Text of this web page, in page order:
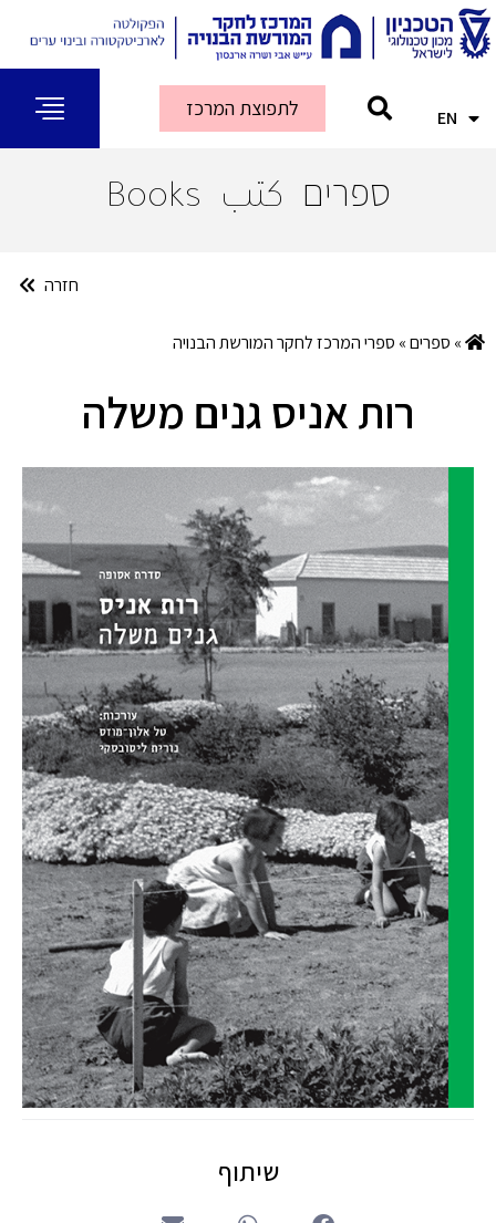
EN
AR לתפוצת המרכז
ספרים كتب Books
» ספרים» ספרי המרכז לחקר המורשת הבנויה
חזרה
רות אניס גנים משלה
שיתוף